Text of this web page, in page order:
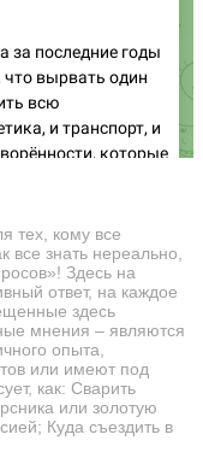
тех, кому все
все знать нереально,
Здесь на
ответ, на каждое
здесь
мнения – являются
опыта,
или имеют под
как: Сварить
или золотую
Куда съездить в